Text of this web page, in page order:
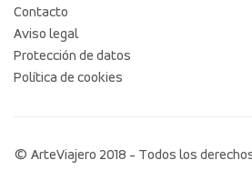
Contacto
Aviso legal
Protección de datos
Política de cookies
© ArteViajero 2018 - Todos los